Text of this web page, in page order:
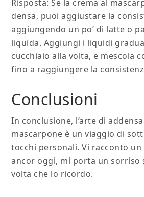
Risposta: Se la crema al
densa, puoi aggiustare la
aggiungendo un po’ di latte o
liquida. Aggiungi i liquidi
cucchiaio alla volta, e mescola
fino a raggiungere la
Conclusioni
In conclusione, l’arte di
mascarpone è un viaggio di
tocchi personali. Vi racconto un
ancor oggi, mi porta un sorriso
volta che lo ricordo.